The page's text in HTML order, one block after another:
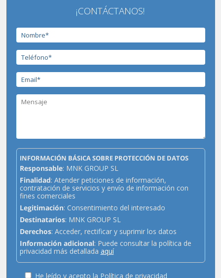
¡CONTÁCTANOS!
INFORMACIÓN BÁSICA SOBRE PROTECCIÓN DE DATOS
Responsable: MNK GROUP SL
Finalidad: Atender peticiones de información,
contratación de servicios y envío de información con
fines comerciales
Legitimación: Consentimiento del interesado
Destinatarios: MNK GROUP SL
Derechos: Acceder, rectificar y suprimir los datos
Información adicional: Puede consultar la política de
privacidad más detallada aquí
He leído y acepto la Política de privacidad